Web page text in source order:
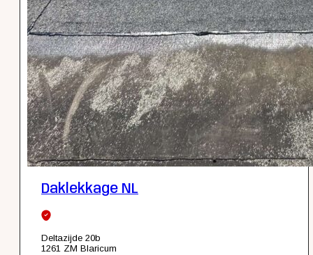
Daklekkage NL
Deltazijde 20b
1261 ZM Blaricum